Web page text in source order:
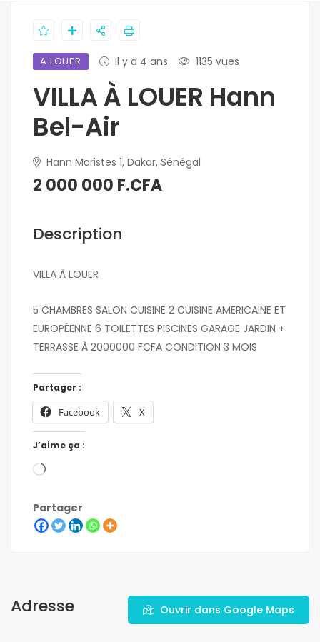
A LOUER Il y a 4 ans 1135 vues
VILLA À LOUER Hann
Bel-Air
Hann Maristes 1, Dakar, Sénégal
2 000 000 F.CFA
Description
VILLA À LOUER
5 CHAMBRES SALON CUISINE 2 CUISINE AMERICAINE ET
EUROPÉENNE 6 TOILETTES PISCINES GARAGE JARDIN +
TERRASSE À 2000000 FCFA CONDITION 3 MOIS
Partager :
Facebook X
J’aime ça :
Partager
Adresse Ouvrir dans Google Maps